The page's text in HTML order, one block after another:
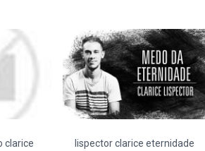
clarice
lispector clarice eternidade